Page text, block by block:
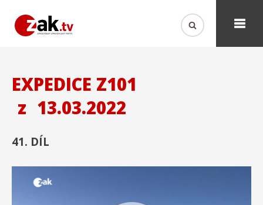
EXPEDICE Z101
z 13.03.2022
41. DÍL